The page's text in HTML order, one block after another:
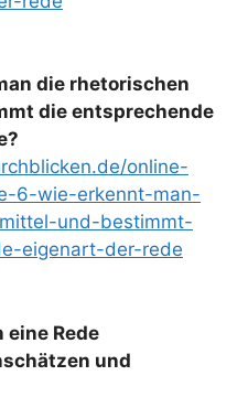
die rhetorischen
die entsprechende
online-
6-wie-erkennt-man-
und-bestimmt-
eigenart-der-rede
eine Rede
und